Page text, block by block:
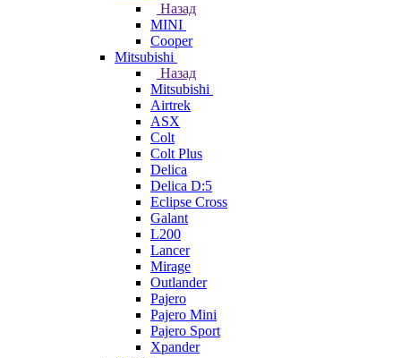
Назад
MINI
Cooper
Mitsubishi
Назад
Mitsubishi
Airtrek
ASX
Colt
Colt Plus
Delica
Delica D:5
Eclipse Cross
Galant
L200
Lancer
Mirage
Outlander
Pajero
Pajero Mini
Pajero Sport
Xpander